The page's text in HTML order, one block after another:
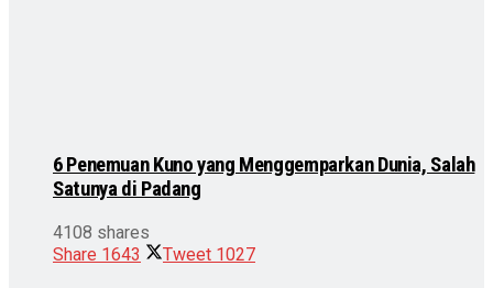
6 Penemuan Kuno yang Menggemparkan Dunia, Salah
Satunya di Padang
4108 shares
Share 1643 Tweet 1027